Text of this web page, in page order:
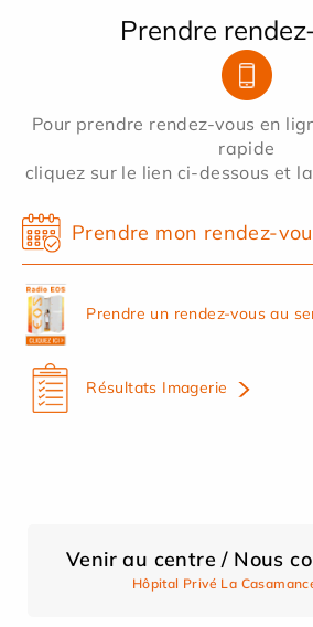
Prendre
Pour prendre rendez-vous en
rapide
cliquez sur le lien ci-dessous et
Prendre mon rendez-
Prendre un rendez-vous au
Résultats Imagerie
Venir au centre / Nous
Hôpital Privé La